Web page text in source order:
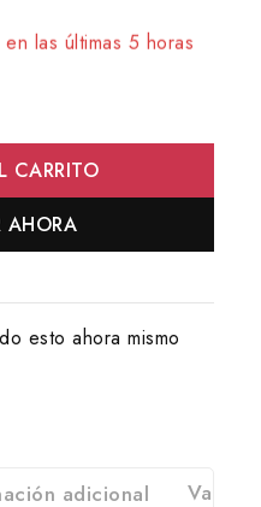
CARRITO
AHORA
esto ahora mismo
adicional